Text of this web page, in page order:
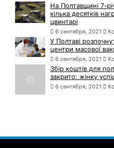
На Полтавщині 7-
кілька десятків
цвинтарі
6 сентября, 2021
У Полтаві
центри масової
6 сентября, 2021
Збір коштів для
закрито: жінку
6 сентября, 2021